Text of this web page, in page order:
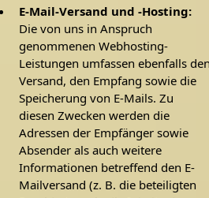
E-Mail-Versand und -Hosting:
Die von uns in Anspruch
genommenen Webhosting-
Leistungen umfassen ebenfalls
Versand, den Empfang sowie die
Speicherung von E-Mails. Zu
diesen Zwecken werden die
Adressen der Empfänger sowie
Absender als auch weitere
Informationen betreffend den E-
Mailversand (z. B. die beteiligten